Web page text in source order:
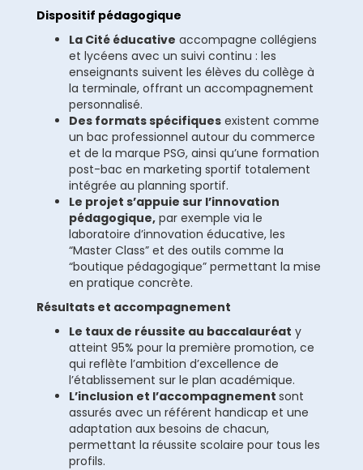
Dispositif pédagogique
La Cité éducative accompagne collégiens
et lycéens avec un suivi continu : les
enseignants suivent les élèves du collège à
la terminale, offrant un accompagnement
personnalisé.
Des formats spécifiquesexistent comme
un bac professionnel autour du commerce
et de la marque PSG, ainsi qu’une formation
post-bac en marketing sportif totalement
intégrée au planning sportif.
Le projet s’appuie sur l’innovation
pédagogique,par exemple via le
laboratoire d’innovation éducative, les
“Master Class” et des outils comme la
“boutique pédagogique” permettant la mise
en pratique concrète.
Résultats et accompagnement
Le taux de réussite au baccalauréat y
atteint 95% pour la première promotion, ce
qui reflète l’ambition d’excellence de
l’établissement sur le plan académique.
L’inclusion et l’accompagnement sont
assurés avec un référent handicap et une
adaptation aux besoins de chacun,
permettant la réussite scolaire pour tous les
profils.